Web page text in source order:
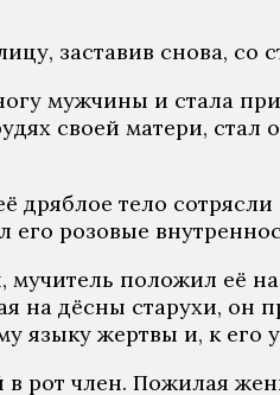
заставив снова, со
мужчины и стала
своей матери, стал
тело сотрясли
розовые
положил её
дёсны старухи, он
жертвы и, к его
рот член. Пожилая